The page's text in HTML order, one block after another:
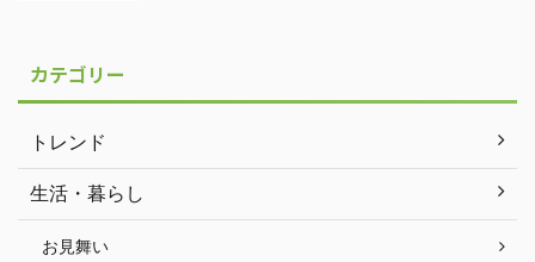
カテゴリー
トレンド
生活・暮らし
お見舞い